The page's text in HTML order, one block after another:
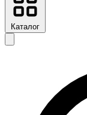
Каталог